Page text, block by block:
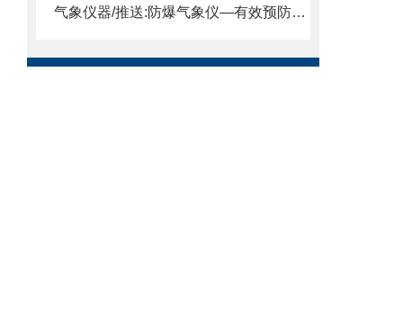
气象仪器/推送:防爆气象仪—有效预防事故发生的防爆气象五参数仪